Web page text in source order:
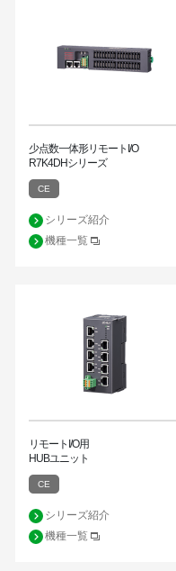
少点数一体形リモートI/O
R7K4DHシリーズ
CE
シリーズ紹介
機種一覧
リモートI/O用
HUBユニット
CE
シリーズ紹介
機種一覧